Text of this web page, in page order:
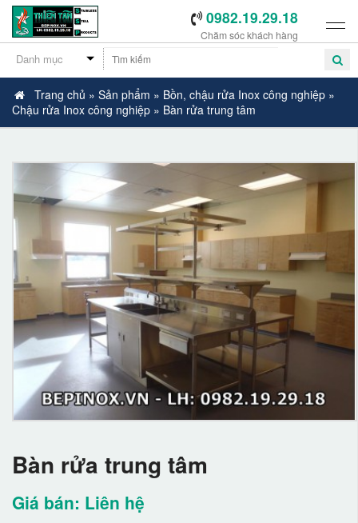
0982.19.29.18
Chăm sóc khách hàng
Trang chủ » Sản phẩm » Bồn, chậu rửa Inox công nghiệp»
Chậu rửa Inox công nghiệp » Bàn rửa trung tâm
Bàn rửa trung tâm
Giá bán: Liên hệ